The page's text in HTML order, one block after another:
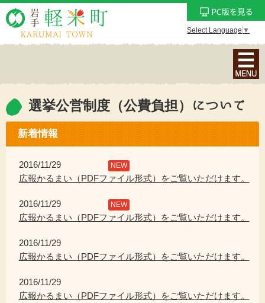
Select Language ▼
ナ
ビ
ー
ョ
ン
ニ
を
選挙公営制度（公費負担）について
新着情報
2016/11/29 NEW
広報かるまい（PDFファイル形式）をご覧いただけます。
2016/11/29 NEW
広報かるまい（PDFファイル形式）をご覧いただけます。
2016/11/29
広報かるまい（PDFファイル形式）をご覧いただけます。
2016/11/29
広報かるまい（PDFファイル形式）をご覧いただけます。